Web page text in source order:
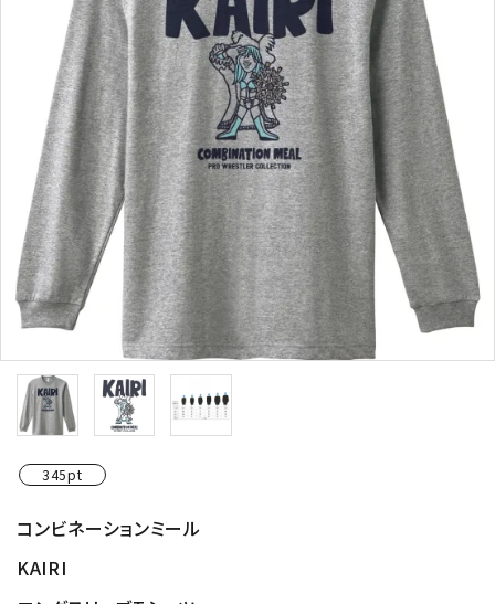
345pt
コンビネーションミール
KAIRI